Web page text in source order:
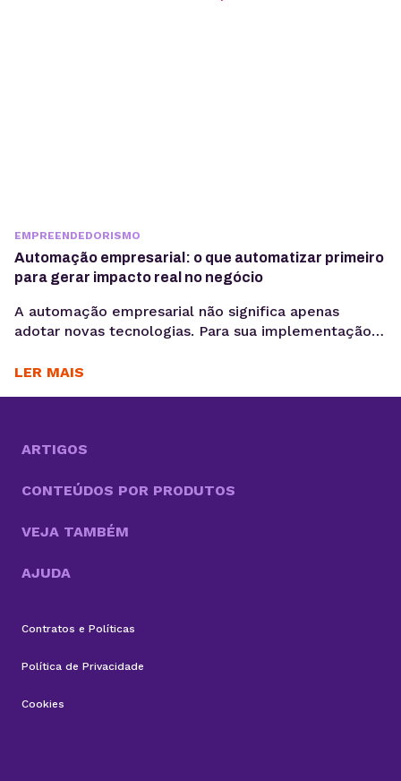
EMPREENDEDORISMO
Automação empresarial: o que automatizar primeiro
para gerar impacto real no negócio
A automação empresarial não significa apenas
adotar novas tecnologias. Para sua implementação
trabalho que reduzam tarefas repetitivas. Ou
tarefas necessárias para competir no mercado, a
LER MAIS
ARTIGOS
CONTEÚDOS POR PRODUTOS
VEJA TAMBÉM
AJUDA
Contratos e Políticas
Política de Privacidade
Cookies